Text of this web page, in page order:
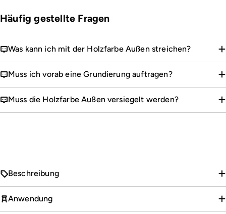
Häufig gestellte Fragen
Was kann ich mit der Holzfarbe Außen streichen?
Muss ich vorab eine Grundierung auftragen?
Muss die Holzfarbe Außen versiegelt werden?
Beschreibung
Anwendung